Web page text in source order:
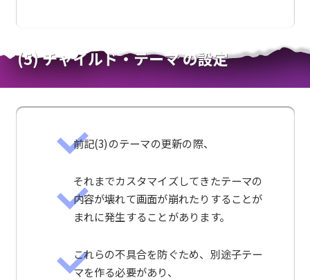
(5) チャイルド・テーマ の設定
前記(3)のテーマの更新の際、
それまでカスタマイズしてきたテーマの
内容が壊れて画面が崩れたりすることが
まれに発生することがあります。
これらの不具合を防ぐため、別途子テー
マを作る必要があり、